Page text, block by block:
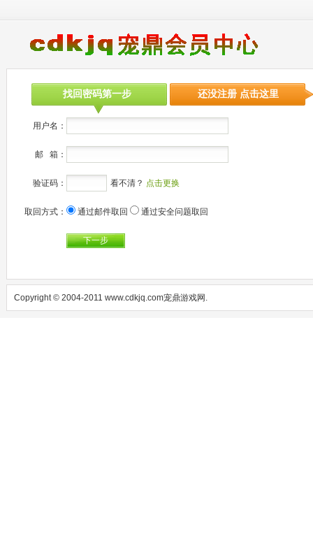
找回密码第一步 还没注册 点击这里
用户名：
邮 箱：
验证码： 看不清？ 点击更换
取回方式： 通过邮件取回 通过安全问题取回
下一步
Copyright © 2004-2011 www.cdkjq.com宠鼎游戏网.